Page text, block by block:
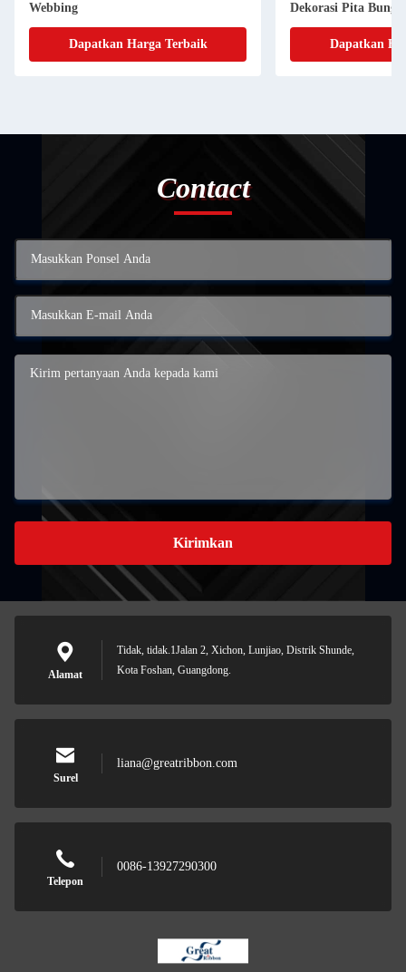
Webbing
Dapatkan Harga Terbaik
Dekorasi Pita
Dapatkan
Contact
Kirimkan
Alamat
Tidak, tidak.1Jalan 2, Xichon, Lunjiao, Distrik Shunde,
Kota Foshan, Guangdong.
Surel
liana@greatribbon.com
Telepon
0086-13927290300